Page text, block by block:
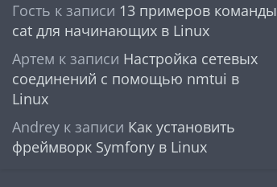
Гость к записи 13 примеров команды
cat для начинающих в Linux
Артем к записи Настройка сетевых
соединений с помощью nmtui в
Linux
Andrey к записи Как установить
фреймворк Symfony в Linux